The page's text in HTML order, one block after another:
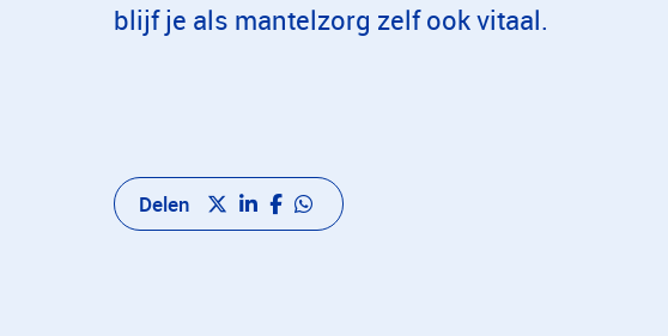
blijf je als mantelzorg zelf ook vitaal.
Delen